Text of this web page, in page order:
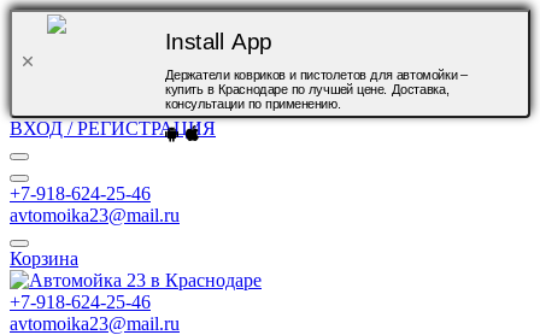
Install App
Держатели ковриков и пистолетов для автомойки –
купить в Краснодаре по лучшей цене. Доставка,
консультации по применению.
ВХОД / РЕГИСТРАЦИЯ
+7-918-624-25-46
avtomoika23@mail.ru
Корзина
+7-918-624-25-46
avtomoika23@mail.ru